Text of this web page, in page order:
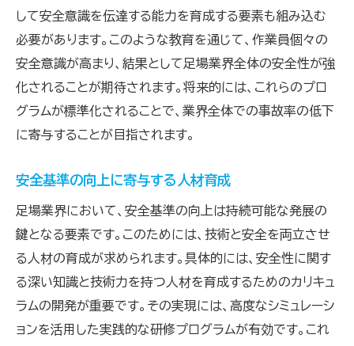
して安全意識を伝達する能力を育成する要素も組み込む
必要があります。このような教育を通じて、作業員個々の
安全意識が高まり、結果として足場業界全体の安全性が強
化されることが期待されます。将来的には、これらのプロ
グラムが標準化されることで、業界全体での事故率の低下
に寄与することが目指されます。
安全基準の向上に寄与する人材育成
足場業界において、安全基準の向上は持続可能な発展の
鍵となる要素です。このためには、技術と安全を両立させ
る人材の育成が求められます。具体的には、安全性に関す
る深い知識と技術力を持つ人材を育成するためのカリキュ
ラムの開発が重要です。その実現には、高度なシミュレーシ
ョンを活用した実践的な研修プログラムが有効です。これ